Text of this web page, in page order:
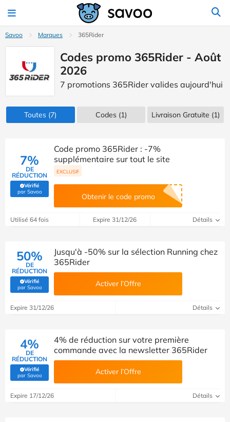
Savoo Marques 365Rider
Codes promo 365Rider - Août
2026
7 promotions 365Rider valides aujourd'hui
Toutes (7) Codes(1) Livraison Gratuite (1)
7%
DE
RÉDUCTION
Vérifié
par Savoo(Vérifié par Savoo)
Code promo 365Rider : -7%
supplémentaire sur tout le site
EXCLUSIF
Obtenir le code promo
Utilisé 64 fois Expire 31/12/26 Détails
50%
DE
RÉDUCTION
Vérifié
par Savoo(Vérifié par Savoo)
Jusqu'à -50% sur la sélection Running chez
365Rider
Activer l’Offre
Expire 31/12/26 Détails
4%
DE
RÉDUCTION
Vérifié
par Savoo(Vérifié par Savoo)
4% de réduction sur votre première
commande avec la newsletter 365Rider
Activer l’Offre
Expire 17/12/26 Détails